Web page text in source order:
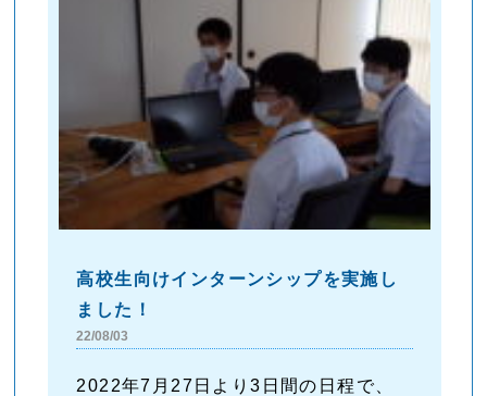
高校生向けインターンシップを実施し
ました！
22/08/03
2022年7月27日より3日間の日程で、